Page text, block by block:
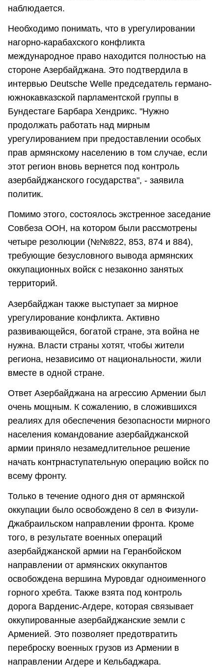
наблюдается.
Необходимо понимать, что в урегулировании
нагорно-карабахского конфликта
международное право находится полностью на
стороне Азербайджана. Это подтвердила в
интервью Deutsche Welle председатель германо-
южнокавказской парламентской группы в
Бундестаге Барбара Хендрикс. "Нужно
продолжать работать над мирным
урегулированием при предоставлении особых
прав армянскому населению в том случае, если
этот регион вновь вернется под контроль
азербайджанского государства", - заявила
политик.
Помимо этого, состоялось экстренное заседание
Совбеза ООН, на котором были рассмотрены
четыре резолюции (№№822, 853, 874 и 884),
требующие безусловного вывода армянских
оккупационных войск с незаконно занятых
территорий.
Азербайджан также выступает за мирное
урегулирование конфликта. Активно
развивающейся, богатой стране, эта война не
нужна. Власти страны хотят, чтобы жители
региона, независимо от национальности, жили
вместе в одной стране.
Ответ Азербайджана на агрессию Армении был
очень мощным. К сожалению, в сложившихся
реалиях для обеспечения безопасности мирного
населения командование азербайджанской
армии приняло незамедлительное решение
начать контрнаступательную операцию войск по
всему фронту.
Только в течение одного дня от армянской
оккупации было освобождено 8 сел в Физули-
Джабраильском направлении фронта. Кроме
того, в результате военных операций
азербайджанской армии на Геранбойском
направлении от армянских оккупантов
освобождена вершина Муровдаг одноименного
горного хребта. Также взята под контроль
дорога Варденис-Агдере, которая связывает
оккупированные азербайджанские земли с
Арменией. Это позволяет предотвратить
переброску военных грузов из Армении в
направлении Агдере и Кельбаджара.